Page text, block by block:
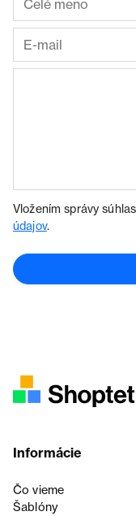
Vložením správy
údajov.
Informácie
Čo vieme
Šablóny